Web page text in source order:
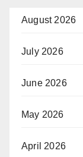
August 2026
July 2026
June 2026
May 2026
April 2026